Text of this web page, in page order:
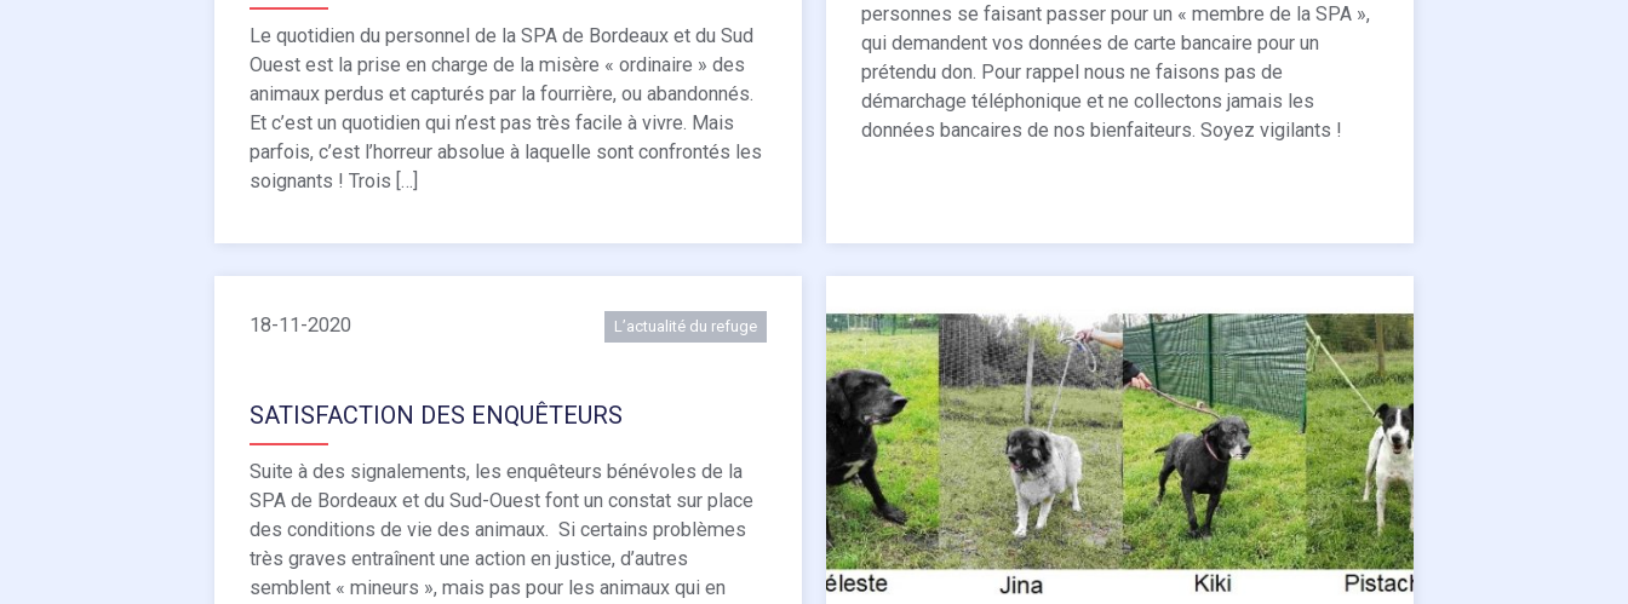
Le quotidien du personnel de la SPA de Bordeaux et du Sud
Ouest est la prise en charge de la misère « ordinaire » des
animaux perdus et capturés par la fourrière, ou abandonnés.
Et c’est un quotidien qui n’est pas très facile à vivre. Mais
parfois, c’est l’horreur absolue à laquelle sont confrontés les
soignants ! Trois […]
personnes se faisant passer pour un « membre de la SPA »,
qui demandent vos données de carte bancaire pour un
prétendu don. Pour rappel nous ne faisons pas de
démarchage téléphonique et ne collectons jamais les
données bancaires de nos bienfaiteurs. Soyez vigilants !
18-11-2020 L’actualité du refuge
SATISFACTION DES ENQUÊTEURS
Suite à des signalements, les enquêteurs bénévoles de la
SPA de Bordeaux et du Sud-Ouest font un constat sur place
des conditions de vie des animaux. Si certains problèmes
très graves entraînent une action en justice, d’autres
semblent « mineurs », mais pas pour les animaux qui en